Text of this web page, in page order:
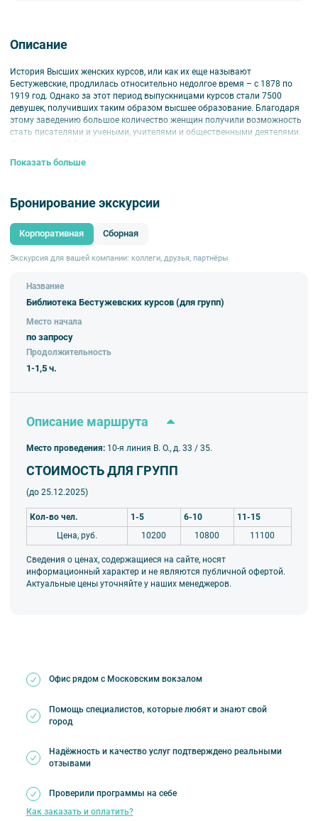
Описание
История Высших женских курсов, или как их еще называют
Бестужевские, продлилась относительно недолгое время – с 1878 по
1919 год. Однако за этот период выпускницами курсов стали 7500
девушек, получивших таким образом высшее образование. Благодаря
этому заведению большое количество женщин получили возможность
стать писателями и учеными, учителями и общественными деятелями.
в первоначальном виде. Сейчас это своеобразный памятник
известному учебному учреждению.
Показать больше
Бронирование экскурсии
Корпоративная Сборная
Экскурсия для вашей компании: коллеги, друзья, партнёры
Название
Библиотека Бестужевских курсов (для групп)
Место начала
по запросу
Продолжительность
1-1,5 ч.
Описание маршрута
Место проведения:10-я линия В. О., д. 33 / 35.
СТОИМОСТЬ ДЛЯ ГРУПП
(до 25.12.2025)
Кол-во чел. 1-5 6-10
11-15
Цена, руб.
10200 10800 11100
Сведения о ценах, содержащиеся на сайте, носят
информационный характер и не являются публичной офертой.
Актуальные цены уточняйте у наших менеджеров.
Офис рядом с Московским вокзалом
Помощь специалистов, которые любят и знают свой
город
Надёжность и качество услуг подтверждено реальными
отзывами
Проверили программы на себе
Как заказать и оплатить?